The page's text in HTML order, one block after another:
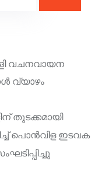
വചനവായന
വ്യാഴം
തുടക്കമായി
പൊൻവിള ഇടവക